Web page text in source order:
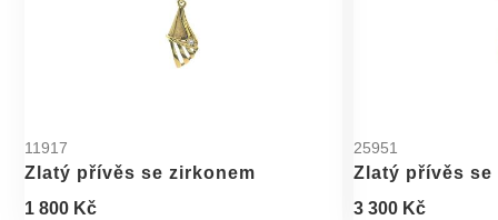
11917
Zlatý přívěs se zirkonem
1 800 Kč
25951
Zlatý přívěs se
3 300 Kč